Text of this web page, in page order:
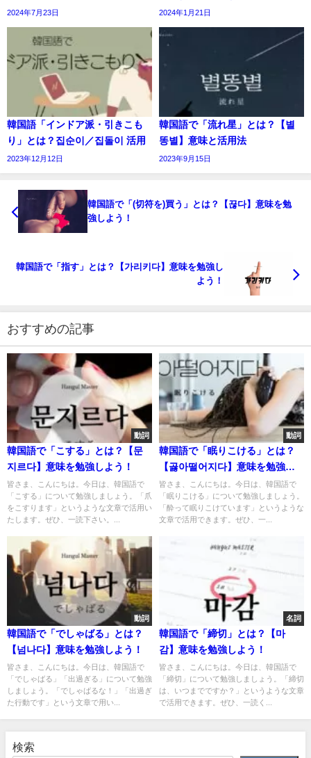
2024年7月23日 2024年1月21日
韓国語「インドア派・引きこも
り」とは？집순이／집돌이 活用
2023年12月12日
韓国語で「流れ星」とは？【별
똥별】意味と活用法
2023年9月15日
韓国語で「(切符を)買う」とは？【끊다】意味を勉
強しよう！
韓国語で「指す」とは？【가리키다】意味を勉強し
よう！
おすすめの記事
動詞
韓国語で「こする」とは？【문
지르다】意味を勉強しよう！
皆さま、こんにちは。今日は、韓国語で
「こする」について勉強しましょう。「爪
をこすります」というような文章で活用い
たします。ぜひ、一読下さい。...
動詞
韓国語で「眠りこける」とは？
【곯아떨어지다】意味を勉強し
よう！
皆さま、こんにちは。今日は、韓国語で
「眠りこける」について勉強しましょう。
「酔って眠りこけています」というような
文章で活用できます。ぜひ、一...
動詞
韓国語で「でしゃばる」とは？
【넘나다】意味を勉強しよう！
皆さま、こんにちは。今日は、韓国語で
「でしゃばる」「出過ぎる」について勉強
しましょう。「でしゃばるな！」「出過ぎ
た行動です」という文章で用い...
名詞
韓国語で「締切」とは？【마
감】意味を勉強しよう！
皆さま、こんにちは。今日は、韓国語で
「締切」について勉強しましょう。「締切
は、いつまでですか？」というような文章
で活用できます。ぜひ、一読く...
検索